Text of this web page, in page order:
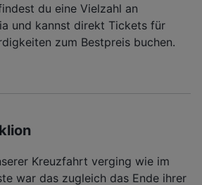
du eine Vielzahl an
und kannst direkt Tickets für
zum Bestpreis buchen.
Kreuzfahrt verging wie im
war das zugleich das Ende ihrer